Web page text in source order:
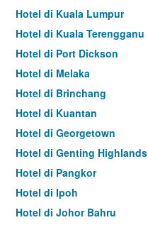
malam
ini
yang
ditemui
dalam
3
hari
Hotel di Kuala Lumpur
Hotel di Kuala Terengganu
Hotel di Port Dickson
Hotel di Melaka
Hotel di Brinchang
Hotel di Kuantan
Hotel di Georgetown
Hotel di Genting Highlands
Hotel di Pangkor
Hotel di Ipoh
Hotel di Johor Bahru